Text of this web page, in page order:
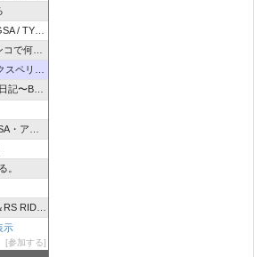
TYPE R
いこう！
エンス
〜
ーバ日記
。
RIDER
示
参加する